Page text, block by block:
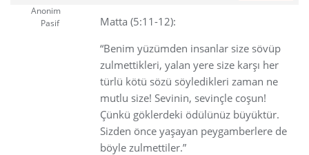
Anonim
Pasif
Matta (5:11-12):
“Benim yüzümden insanlar size sövüp
zulmettikleri, yalan yere size karşı her
türlü kötü sözü söyledikleri zaman ne
mutlu size! Sevinin, sevinçle coşun!
Çünkü göklerdeki ödülünüz büyüktür.
Sizden önce yaşayan peygamberlere de
böyle zulmettiler.”